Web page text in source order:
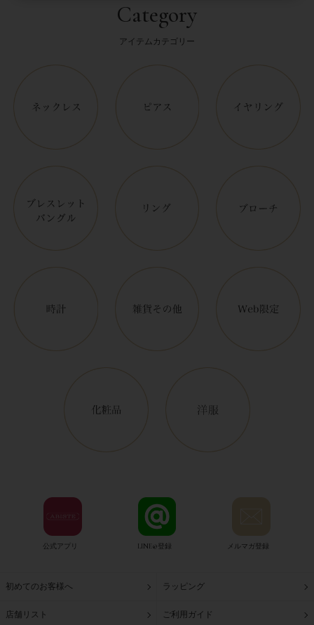
Category
アイテムカテゴリー
公式アプリ LINE@登録 メルマガ登録
初めてのお客様へ ラッピング
店舗リスト ご利用ガイド